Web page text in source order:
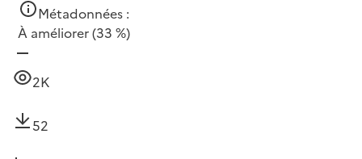
Métadonnées :
À améliorer(33 %)
2K
52